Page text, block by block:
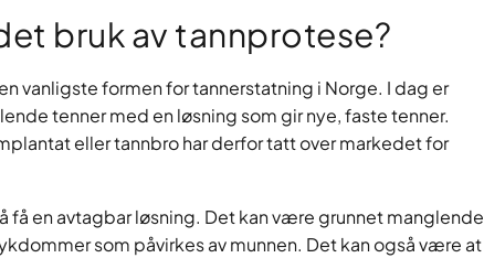
bruk av tannprotese?
vanligste formen for tannerstatning i Norge. I dag er
tenner med en løsning som gir nye, faste tenner.
eller tannbro har derfor tatt over markedet for
få en avtagbar løsning. Det kan være grunnet manglende
som påvirkes av munnen. Det kan også være at